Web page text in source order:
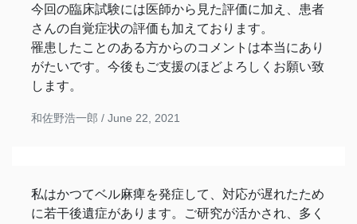
今回の臨床試験には医師から見た評価に加え、患者
さんの自覚症状の評価も加えております。
罹患したことのある方からのコメントは本当にあり
がたいです。今後もご支援のほどよろしくお願い致
します。
和佐野浩一郎 / June 22, 2021
私はかつてベル麻痺を発症して、対応が遅れたため
に若干後遺症があります。ご研究が活かされ、多く